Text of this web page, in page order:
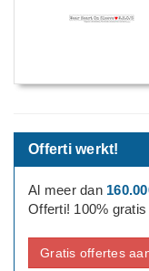
Offerti werkt!
Al meer dan
Offerti! 100%
Gratis offertes